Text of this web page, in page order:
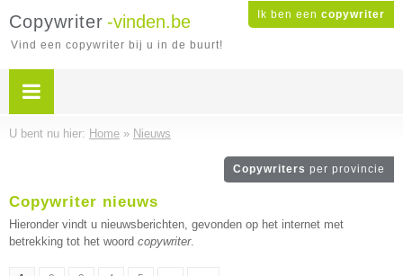
Ik ben een copywriter
Copywriter -vinden.be
Vind een copywriter bij u in de buurt!
U bent nu hier: Home » Nieuws
Copywriters per provincie
Copywriter nieuws
Hieronder vindt u nieuwsberichten, gevonden op het internet met
betrekking tot het woord copywriter.